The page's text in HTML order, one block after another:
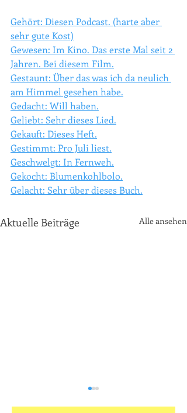
Gehört: Diesen Podcast. (harte aber
sehr gute Kost)
Gewesen: Im Kino. Das erste Mal seit 2
Jahren. Bei diesem Film.
Gestaunt: Über das was ich da neulich
am Himmel gesehen habe.
Gedacht: Will haben.
Geliebt: Sehr dieses Lied.
Gekauft: Dieses Heft.
Gestimmt: Pro Juli liest.
Geschwelgt: In Fernweh.
Gekocht: Blumenkohlbolo.
Gelacht: Sehr über dieses Buch.
Aktuelle Beiträge Alle ansehen